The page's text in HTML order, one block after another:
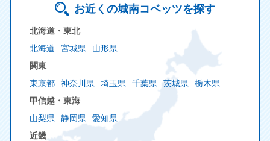
お近くの城南コベッツを探す
北海道・東北
北海道
宮城県
山形県
関東
東京都
神奈川県 埼玉県 千葉県 茨城県
栃木県
甲信越・東海
山梨県
静岡県
愛知県
近畿